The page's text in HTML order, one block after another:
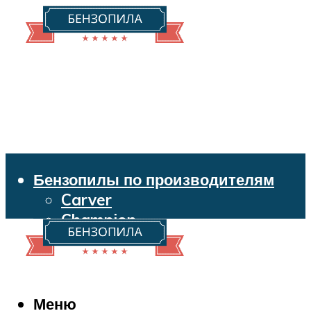
Бензопилы по производителям
Carver
Champion
Echo
Husqvarna
Makita
Меню